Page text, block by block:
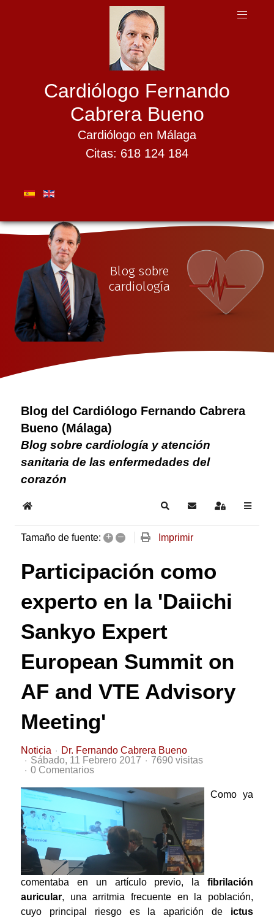
Cardiólogo Fernando
Cabrera Bueno
Cardiólogo en Málaga
Citas: 618 124 184
Blog sobre
cardiología
Blog del Cardiólogo Fernando Cabrera
Bueno (Málaga)
Blog sobre cardiología y atención
sanitaria de las enfermedades del
corazón
Home SearchSuscribirse a las
Sign In
Tamaño de fuente: + – Imprimir
Participación como
experto en la 'Daiichi
Sankyo Expert
European Summit on
AF and VTE Advisory
Meeting'
Noticia
Dr. Fernando Cabrera Bueno
Sábado, 11 Febrero 2017
7690 visitas
0 Comentarios
Como ya
comentaba en un artículo previo, la fibrilación
auricular, una arritmia frecuente en la población,
cuyo principal riesgo es la aparición de ictus